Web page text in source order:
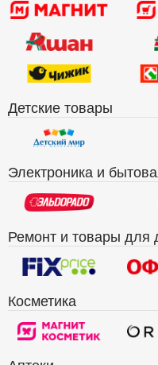
Детские товары
Электроника и
Ремонт и товары для
Косметика